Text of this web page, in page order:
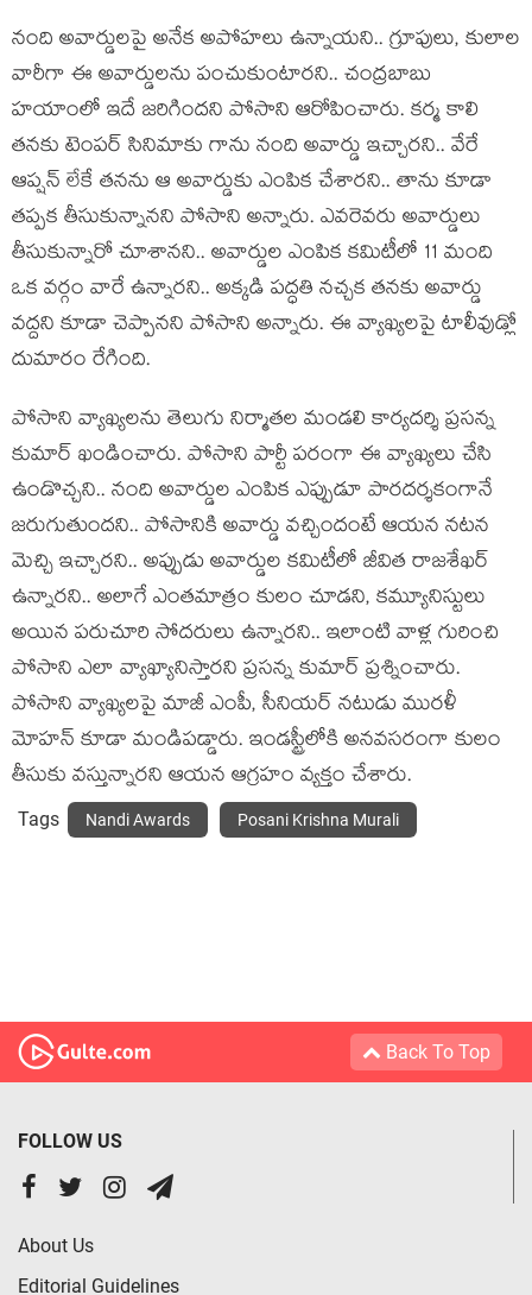
నంది అవార్డుల‌పై అనేక అపోహ‌లు ఉన్నాయ‌ని.. గ్రూపులు, కులాల
వారీగా ఈ అవార్డుల‌ను పంచుకుంటార‌ని.. చంద్ర‌బాబు
హ‌యాంలో ఇదే జ‌రిగింద‌ని పోసాని ఆరోపించారు. క‌ర్మ కాలి
త‌న‌కు టెంప‌ర్ సినిమాకు గాను నంది అవార్డు ఇచ్చార‌ని.. వేరే
ఆప్ష‌న్ లేకే త‌న‌ను ఆ అవార్డుకు ఎంపిక చేశార‌ని.. తాను కూడా
త‌ప్ప‌క తీసుకున్నాన‌ని పోసాని అన్నారు. ఎవ‌రెవ‌రు అవార్డులు
తీసుకున్నారో చూశాన‌ని.. అవార్డుల ఎంపిక క‌మిటీలో 11 మంది
ఒక వ‌ర్గం వారే ఉన్నార‌ని.. అక్క‌డి ప‌ద్ధ‌తి న‌చ్చ‌క‌ త‌న‌కు అవార్డు
వ‌ద్ద‌ని కూడా చెప్పాన‌ని పోసాని అన్నారు. ఈ వ్యాఖ్య‌ల‌పై టాలీవుడ్లో
దుమారం రేగింది.
పోసాని వ్యాఖ్య‌ల‌ను తెలుగు నిర్మాత‌ల మండ‌లి కార్య‌ద‌ర్శి ప్ర‌స‌న్న
కుమార్ ఖండించారు. పోసాని పార్టీ ప‌రంగా ఈ వ్యాఖ్య‌లు చేసి
ఉండొచ్చ‌ని.. నంది అవార్డుల ఎంపిక ఎప్పుడూ పార‌దర్శ‌కంగానే
జ‌రుగుతుంద‌ని.. పోసానికి అవార్డు వ‌చ్చిందంటే ఆయ‌న న‌ట‌న
మెచ్చి ఇచ్చార‌ని.. అప్పుడు అవార్డుల క‌మిటీలో జీవిత రాజ‌శేఖ‌ర్
ఉన్నార‌ని.. అలాగే ఎంత‌మాత్రం కులం చూడ‌ని, క‌మ్యూనిస్టులు
అయిన ప‌రుచూరి సోద‌రులు ఉన్నార‌ని.. ఇలాంటి వాళ్ల గురించి
పోసాని ఎలా వ్యాఖ్యానిస్తార‌ని ప్ర‌స‌న్న కుమార్ ప్ర‌శ్నించారు.
పోసాని వ్యాఖ్య‌ల‌పై మాజీ ఎంపీ, సీనియ‌ర్ న‌టుడు ముర‌ళీ
మోహ‌న్ కూడా మండిప‌డ్డారు. ఇండ‌స్ట్రీలోకి అన‌వ‌స‌రంగా కులం
తీసుకు వ‌స్తున్నార‌ని ఆయ‌న ఆగ్ర‌హం వ్య‌క్తం చేశారు.
Tags Nandi Awards Posani Krishna Murali
Back To Top
FOLLOW US
About Us
Editorial Guidelines